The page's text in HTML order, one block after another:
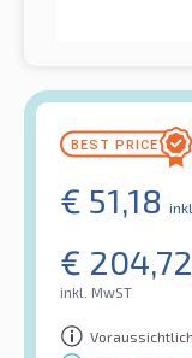
€ 51,18
€ 204,72
inkl. MwST